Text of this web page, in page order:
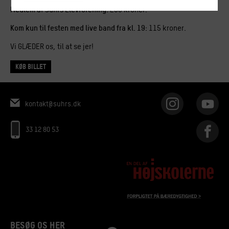
​Medlem af Suhrs Elevforening:200 kroner.
Kom kun til festen med live band fra kl. 19: 115 kroner.
Vi GLÆDER os, til at se jer!
Køb billet
kontakt@suhrs.dk
33 12 80 53
BESØG OS HER